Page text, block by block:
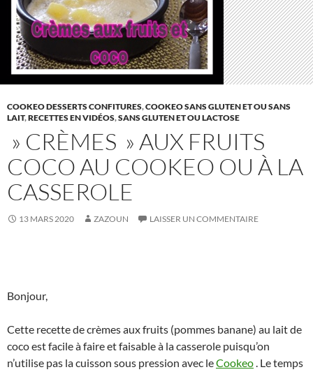
COOKEO DESSERTS CONFITURES,COOKEO SANS GLUTEN ET OU SANS
LAIT,RECETTES EN VIDÉOS,SANS GLUTEN ET OU LACTOSE
» CRÈMES » AUX FRUITS
COCO AU COOKEO OU À LA
CASSEROLE
13 MARS 2020 ZAZOUN LAISSER UN COMMENTAIRE
Bonjour,
Cette recette de crèmes aux fruits (pommes banane) au lait de
coco est facile à faire et faisable à la casserole puisqu’on
n’utilise pas la cuisson sous pression avec leCookeo. Le temps